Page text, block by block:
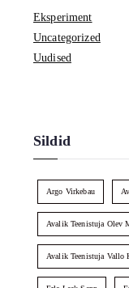
Eksperiment
Uncategorized
Uudised
Sildid
Argo Virkebau
Avalik Teenistuja Olev
Avalik Teenistuja Vallo